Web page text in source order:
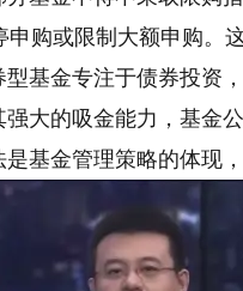
购或限制大额申购。
基金专注于债券投资
大的吸金能力，基金
基金管理策略的体现